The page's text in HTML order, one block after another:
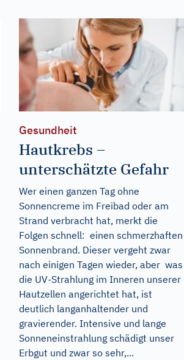
Gesundheit
Hautkrebs –
unterschätzte Gefahr
Wer einen ganzen Tag ohne
Sonnencreme im Freibad oder am
Strand verbracht hat, merkt die
Folgen schnell: einen schmerzhaften
Sonnenbrand. Dieser vergeht zwar
nach einigen Tagen wieder, aber was
die UV-Strahlung im Inneren unserer
Hautzellen angerichtet hat, ist
deutlich langanhaltender und
gravierender. Intensive und lange
Sonneneinstrahlung schädigt unser
Erbgut und zwar so sehr,...